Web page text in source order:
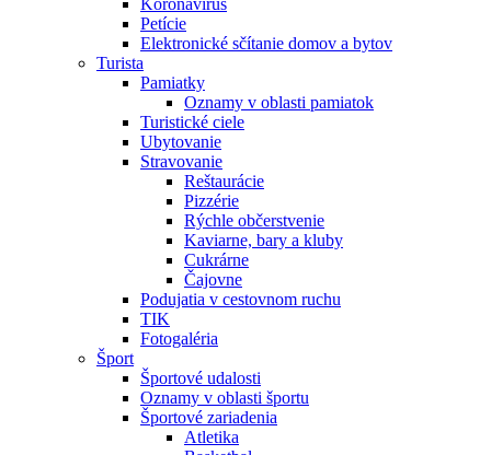
Koronavírus
Petície
Elektronické sčítanie domov a bytov
Turista
Pamiatky
Oznamy v oblasti pamiatok
Turistické ciele
Ubytovanie
Stravovanie
Reštaurácie
Pizzérie
Rýchle občerstvenie
Kaviarne, bary a kluby
Cukrárne
Čajovne
Podujatia v cestovnom ruchu
TIK
Fotogaléria
Šport
Športové udalosti
Oznamy v oblasti športu
Športové zariadenia
Atletika